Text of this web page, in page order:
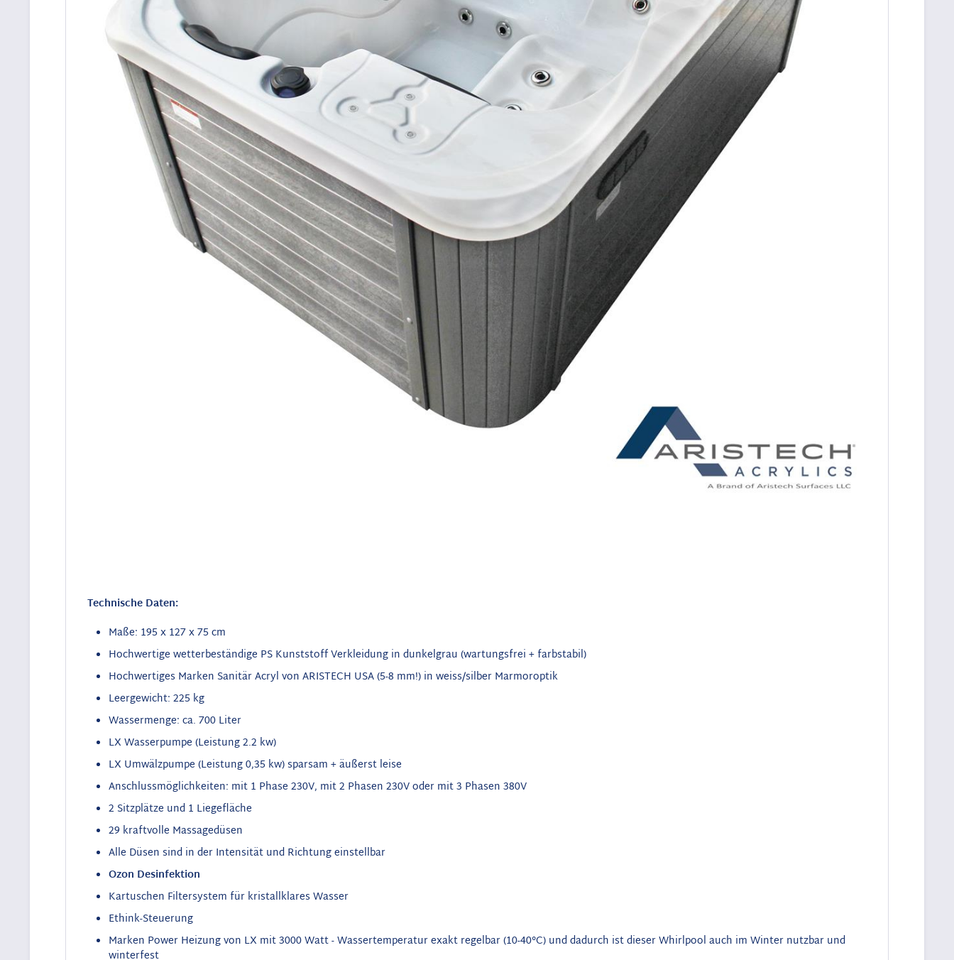
Technische Daten:
Maße: 195 x 127 x 75 cm
Hochwertige wetterbeständige PS Kunststoff Verkleidung in dunkelgrau (wartungsfrei + farbstabil)
Hochwertiges Marken Sanitär Acryl von ARISTECH USA (5-8 mm!) in weiss/silber Marmoroptik
Leergewicht: 225 kg
Wassermenge: ca. 700 Liter
LX Wasserpumpe (Leistung 2.2 kw)
LX Umwälzpumpe (Leistung 0,35 kw)sparsam + äußerst leise
Anschlussmöglichkeiten: mit 1 Phase 230V, mit 2 Phasen 230V oder mit 3 Phasen 380V
2 Sitzplätze und 1 Liegefläche
29 kraftvolle Massagedüsen
Alle Düsen sind in der Intensität und Richtung einstellbar
Ozon Desinfektion
Kartuschen Filtersystem für kristallklares Wasser
Ethink-Steuerung
Marken Power Heizung von LX mit 3000 Watt -Wassertemperatur exakt regelbar (10-40°C) und dadurch ist dieser Whirlpool auch im Winter nutzbar und
winterfest